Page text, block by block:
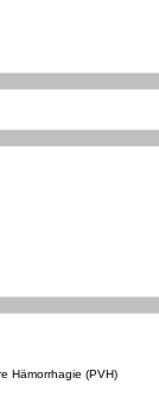
Hämorrhagie (PVH)